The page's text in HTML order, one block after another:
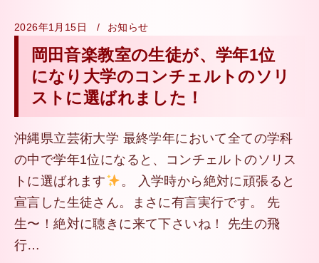
2026年1月15日 お知らせ
岡田音楽教室の生徒が、学年1位
になり大学のコンチェルトのソリ
ストに選ばれました！
沖縄県立芸術大学 最終学年において全ての学科
の中で学年1位になると、コンチェルトのソリス
トに選ばれます
。 入学時から絶対に頑張ると
宣言した生徒さん。まさに有言実行です。 先
生〜！絶対に聴きに来て下さいね！ 先生の飛
行…